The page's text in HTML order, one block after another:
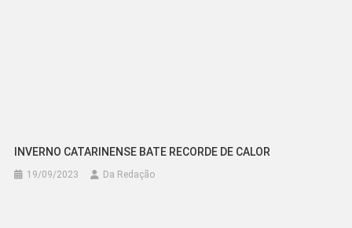
INVERNO CATARINENSE BATE RECORDE DE CALOR
19/09/2023 Da Redação